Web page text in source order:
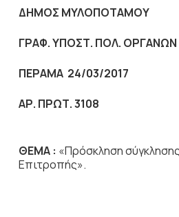
ΔΗΜΟΣ ΜΥΛΟΠΟΤΑΜΟΥ
ΓΡΑΦ. ΥΠΟΣΤ. ΠΟΛ.
ΠΕΡΑΜΑ 24/03/2017
ΑΡ. ΠΡΩΤ. 3108
ΘΕΜΑ : «Πρόσκληση
Επιτροπής».